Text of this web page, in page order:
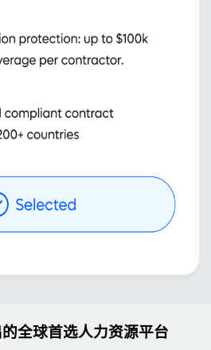
全球首选人力资源平台